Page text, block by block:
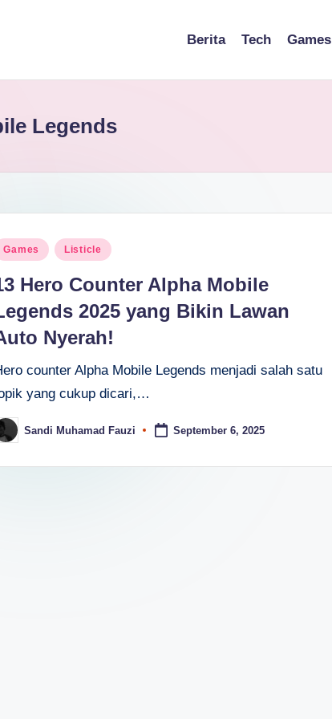
Berita Tech Games
Legends
Games Listicle
Hero Counter Alpha Mobile
2025 yang Bikin Lawan
Nyerah!
counter Alpha Mobile Legends menjadi salah satu
yang cukup dicari,…
Sandi Muhamad Fauzi September 6, 2025